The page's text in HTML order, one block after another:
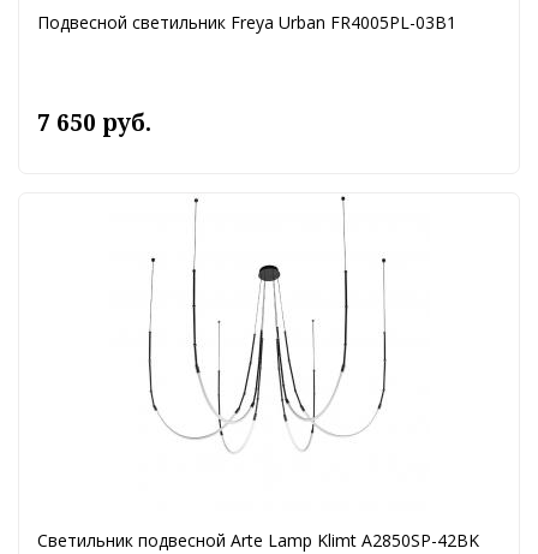
Подвесной светильник Freya Urban FR4005PL-03B1
7 650 руб.
Светильник подвесной Arte Lamp Klimt A2850SP-42BK